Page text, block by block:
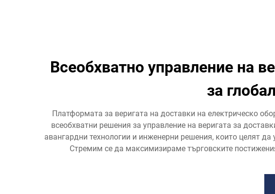
Всеобхватно управление на
за
Платформата за веригата на доставки на електрическо
всеобхватни решения за управление на веригата за
авангардни технологии и инженерни решения, които целят
Стремим се да максимизираме търговските